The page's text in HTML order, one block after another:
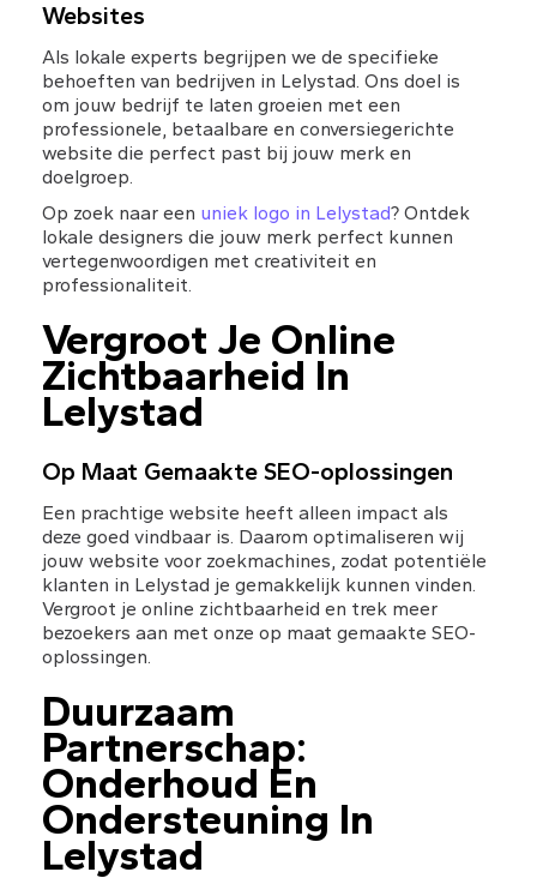
Websites
Als lokale experts begrijpen we de specifieke
behoeften van bedrijven in Lelystad. Ons doel is
om jouw bedrijf te laten groeien met een
professionele, betaalbare en conversiegerichte
website die perfect past bij jouw merk en
doelgroep.
Op zoek naar een uniek logo in Lelystad? Ontdek
lokale designers die jouw merk perfect kunnen
vertegenwoordigen met creativiteit en
professionaliteit.
Vergroot Je Online
Zichtbaarheid In
Lelystad
Op Maat Gemaakte SEO-oplossingen
Een prachtige website heeft alleen impact als
deze goed vindbaar is. Daarom optimaliseren wij
jouw website voor zoekmachines, zodat potentiële
klanten in Lelystad je gemakkelijk kunnen vinden.
Vergroot je online zichtbaarheid en trek meer
bezoekers aan met onze op maat gemaakte SEO-
oplossingen.
Duurzaam
Partnerschap:
Onderhoud En
Ondersteuning In
Lelystad